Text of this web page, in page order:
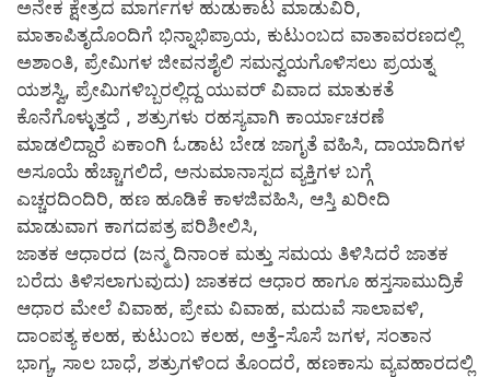
ಅನೇಕ ಕ್ಷೇತ್ರದ ಮಾರ್ಗಗಳ ಹುಡುಕಾಟ ಮಾಡುವಿರಿ,
ಮಾತಾಪಿತೃದೊಂದಿಗೆ ಭಿನ್ನಾಭಿಪ್ರಾಯ, ಕುಟುಂಬದ ವಾತಾವರಣದಲ್ಲಿ
ಅಶಾಂತಿ, ಪ್ರೇಮಿಗಳ ಜೀವನಶೈಲಿ ಸಮನ್ವಯಗೊಳಿಸಲು ಪ್ರಯತ್ನ
ಯಶಸ್ವಿ, ಪ್ರೇಮಿಗಳಿಬ್ಬರಲ್ಲಿದ್ದ ಯುವರ್ ವಿವಾದ ಮಾತುಕತೆ
ಕೊನೆಗೊಳ್ಳುತ್ತದೆ , ಶತ್ರುಗಳು ರಹಸ್ಯವಾಗಿ ಕಾರ್ಯಾಚರಣೆ
ಮಾಡಲಿದ್ದಾರೆ ಏಕಾಂಗಿ ಓಡಾಟ ಬೇಡ ಜಾಗೃತೆ ವಹಿಸಿ, ದಾಯಾದಿಗಳ
ಅಸೂಯೆ ಹೆಚ್ಚಾಗಲಿದೆ, ಅನುಮಾನಾಸ್ಪದ ವ್ಯಕ್ತಿಗಳ ಬಗ್ಗೆ
ಎಚ್ಚರದಿಂದಿರಿ, ಹಣ ಹೂಡಿಕೆ ಕಾಳಜಿವಹಿಸಿ, ಆಸ್ತಿ ಖರೀದಿ
ಮಾಡುವಾಗ ಕಾಗದಪತ್ರ ಪರಿಶೀಲಿಸಿ,
ಜಾತಕ ಆಧಾರದ (ಜನ್ಮ ದಿನಾಂಕ ಮತ್ತು ಸಮಯ ತಿಳಿಸಿದರೆ ಜಾತಕ
ಬರೆದು ತಿಳಿಸಲಾಗುವುದು) ಜಾತಕದ ಆಧಾರ ಹಾಗೂ ಹಸ್ತಸಾಮುದ್ರಿಕೆ
ಆಧಾರ ಮೇಲೆ ವಿವಾಹ, ಪ್ರೇಮ ವಿವಾಹ, ಮದುವೆ ಸಾಲಾವಳಿ,
ದಾಂಪತ್ಯ ಕಲಹ, ಕುಟುಂಬ ಕಲಹ, ಅತ್ತೆ-ಸೊಸೆ ಜಗಳ, ಸಂತಾನ
ಭಾಗ್ಯ, ಸಾಲ ಬಾಧೆ, ಶತ್ರುಗಳಿಂದ ತೊಂದರೆ, ಹಣಕಾಸು ವ್ಯವಹಾರದಲ್ಲಿ